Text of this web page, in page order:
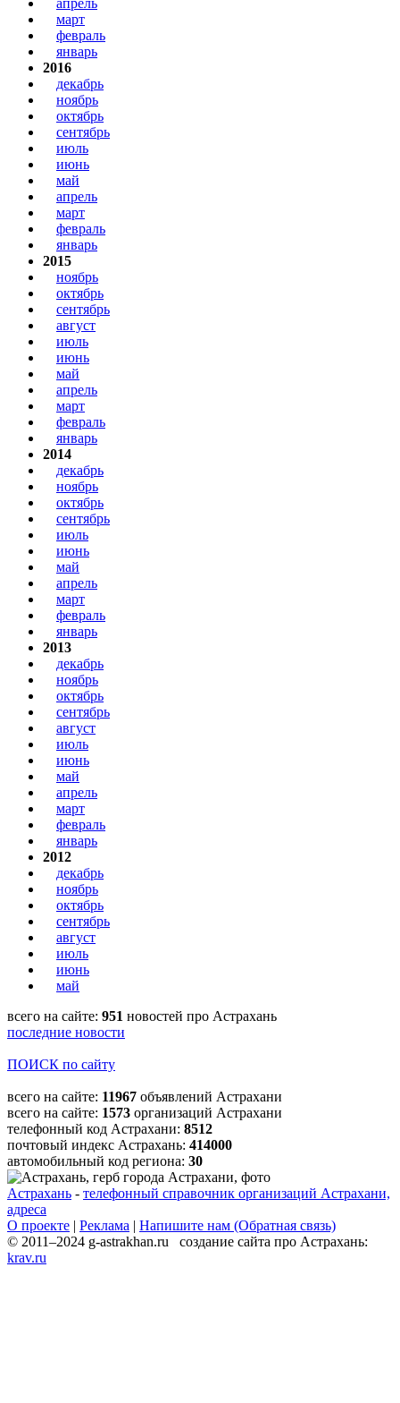
апрель
март
февраль
январь
2016
декабрь
ноябрь
октябрь
сентябрь
июль
июнь
май
апрель
март
февраль
январь
2015
ноябрь
октябрь
сентябрь
август
июль
июнь
май
апрель
март
февраль
январь
2014
декабрь
ноябрь
октябрь
сентябрь
июль
июнь
май
апрель
март
февраль
январь
2013
декабрь
ноябрь
октябрь
сентябрь
август
июль
июнь
май
апрель
март
февраль
январь
2012
декабрь
ноябрь
октябрь
сентябрь
август
июль
июнь
май
всего на сайте: 951 новостей про Астрахань
последние новости
ПОИСК по сайту
всего на сайте: 11967 объявлений Астрахани
всего на сайте: 1573 организаций Астрахани
телефонный код Астрахани: 8512
почтовый индекс Астрахань: 414000
автомобильный код региона: 30
Астрахань - телефонный справочник организаций Астрахани,
адреса
О проекте | Реклама | Напишите нам (Обратная связь)
© 2011–2024 g-astrakhan.ru создание сайта про Астрахань:
krav.ru